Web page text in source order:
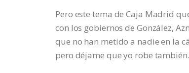
Pero este tema de Caja Madrid
con los gobiernos de González,
que no han metido a nadie en la
pero déjame que yo robe también.